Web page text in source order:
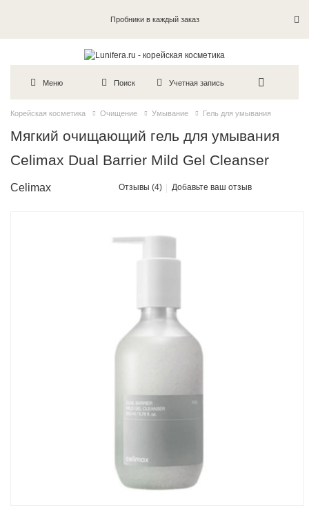
Пробники в каждый заказ
Меню Поиск Учетная запись
Корейская косметика Очищение Умывание Гель для умывания
Мягкий очищающий гель для умывания
Celimax Dual Barrier Mild Gel Cleanser
Celimax Отзывы (4) Добавьте ваш отзыв